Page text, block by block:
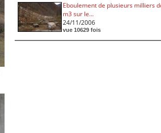
Eboulement de plusieurs milliers
m3 sur le...
24/11/2006
vue 10629 fois